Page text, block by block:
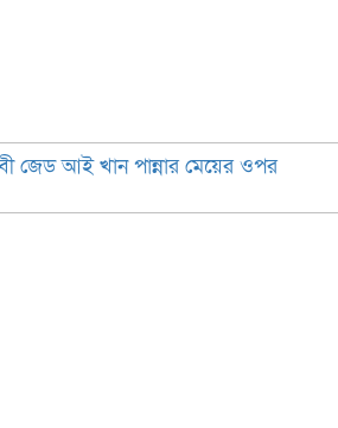
জেড আই খান পান্নার মেয়ের ওপর